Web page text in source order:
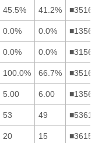
45.5% 41.2% ■351624
0.0% 0.0% ■135624
0.0% 0.0% ■315624
100.0% 66.7% ■351624
5.00 6.00 ■135624
53 49 ■536124
20 15 ■361524